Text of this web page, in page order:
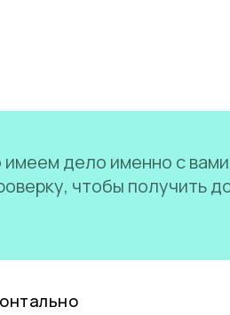
дело именно с
чтобы получить